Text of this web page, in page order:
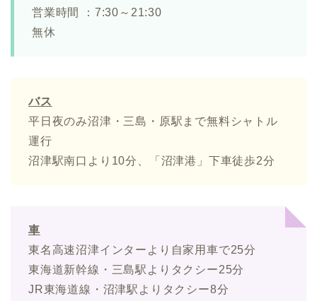
営業時間 ：7:30～21:30
無休
バス
平日夜のみ沼津・三島・原駅まで無料シャトル
運行
沼津駅南口より10分、「沼津港」下車徒歩2分
車
東名高速沼津インターより自家用車で25分
東海道新幹線・三島駅よりタクシー25分
JR東海道線・沼津駅よりタクシー8分